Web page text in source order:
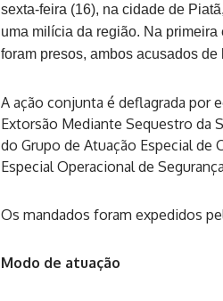
sexta-feira (16), na cidade de
uma milícia da região. Na
foram presos, ambos acusados de
A ação conjunta é deflagrada por
Extorsão Mediante Sequestro da
do Grupo de Atuação Especial de
Especial Operacional de
Os mandados foram expedidos
Modo de atuação